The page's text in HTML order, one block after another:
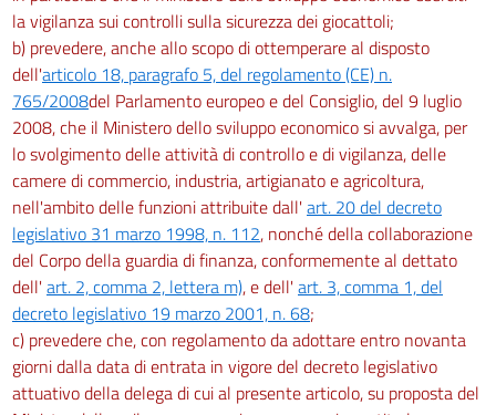
la vigilanza sui controlli sulla sicurezza dei giocattoli;
b) prevedere, anche allo scopo di ottemperare al disposto
dell'articolo 18, paragrafo 5, del regolamento (CE) n.
765/2008del Parlamento europeo e del Consiglio, del 9 luglio
2008, che il Ministero dello sviluppo economico si avvalga, per
lo svolgimento delle attività di controllo e di vigilanza, delle
camere di commercio, industria, artigianato e agricoltura,
nell'ambito delle funzioni attribuite dall' art. 20 del decreto
legislativo 31 marzo 1998, n. 112, nonché della collaborazione
del Corpo della guardia di finanza, conformemente al dettato
dell' art. 2, comma 2, lettera m), e dell' art. 3, comma 1, del
decreto legislativo 19 marzo 2001, n. 68;
c) prevedere che, con regolamento da adottare entro novanta
giorni dalla data di entrata in vigore del decreto legislativo
attuativo della delega di cui al presente articolo, su proposta del